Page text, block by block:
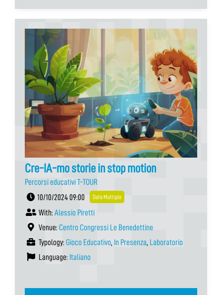
Cre-IA-mo storie in stop motion
Percorsi educativi T-TOUR
10/10/2024 09:00
Date Multiple
With: Alessio Piretti
Venue: Centro Congressi Le Benedettine
Typology: Gioco Educativo, In Presenza, Laboratorio
Language: Italiano